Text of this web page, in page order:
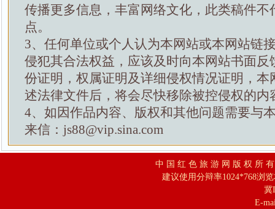
传播更多信息，丰富网络文化，此类稿件不
点。
3、任何单位或个人认为本网站或本网站链
侵犯其合法权益，应该及时向本网站书面反
份证明，权属证明及详细侵权情况证明，本
述法律文件后，将会尽快移除被控侵权的内
4、如因作品内容、版权和其他问题需要与
来信：js88@vip.sina.com
中 国 红 色 旅 游 网 版 权 所
建议使用分辩率1024*768浏
冀
E-